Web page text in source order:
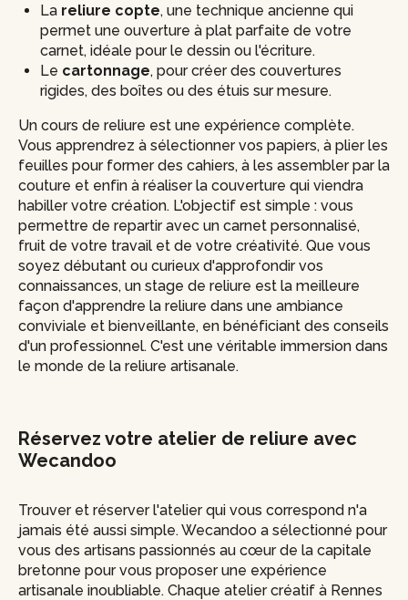
La reliure copte, une technique ancienne qui
permet une ouverture à plat parfaite de votre
carnet, idéale pour le dessin ou l'écriture.
Le cartonnage, pour créer des couvertures
rigides, des boîtes ou des étuis sur mesure.
Un cours de reliure est une expérience complète.
Vous apprendrez à sélectionner vos papiers, à plier les
feuilles pour former des cahiers, à les assembler par la
couture et enfin à réaliser la couverture qui viendra
habiller votre création. L'objectif est simple : vous
permettre de repartir avec un carnet personnalisé,
fruit de votre travail et de votre créativité. Que vous
soyez débutant ou curieux d'approfondir vos
connaissances, un stage de reliure est la meilleure
façon d'apprendre la reliure dans une ambiance
conviviale et bienveillante, en bénéficiant des conseils
d'un professionnel. C'est une véritable immersion dans
le monde de la reliure artisanale.
Réservez votre atelier de reliure avec
Wecandoo
Trouver et réserver l'atelier qui vous correspond n'a
jamais été aussi simple. Wecandoo a sélectionné pour
vous des artisans passionnés au cœur de la capitale
bretonne pour vous proposer une expérience
artisanale inoubliable. Chaque atelier créatif à Rennes